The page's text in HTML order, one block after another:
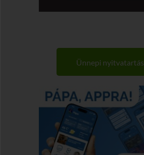
Ünnepi nyitvatartás